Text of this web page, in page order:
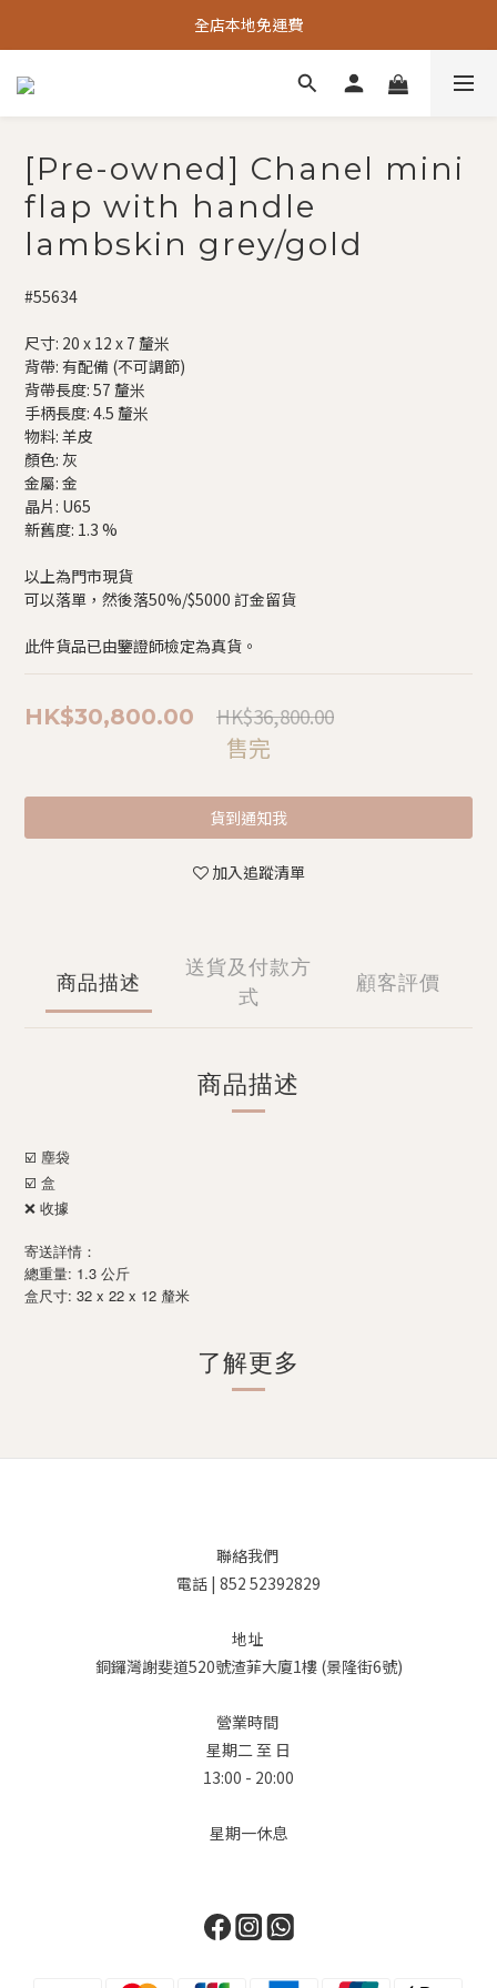
全店本地免運費
[Pre-owned] Chanel mini
flap with handle
lambskin grey/gold
#55634
尺寸: 20 x 12 x 7 釐米
背帶: 有配備 (不可調節)
背帶長度: 57 釐米
手柄長度: 4.5 釐米
物料: 羊皮
顏色: 灰
金屬: 金
晶片: U65
新舊度: 1.3 %
以上為門市現貨
可以落單，然後落50%/$5000 訂金留貨
此件貨品已由鑒證師檢定為真貨。
HK$30,800.00 HK$36,800.00
售完
貨到通知我
加入追蹤清單
商品描述
送貨及付款方
式
顧客評價
商品描述
☑️ 塵袋
☑️ 盒
❌ 收據
寄送詳情：
總重量: 1.3 公斤
盒尺寸: 32 x 22 x 12 釐米
了解更多
聯絡我們
電話 | 852 52392829
地址
銅鑼灣謝斐道520號渣菲大廈1樓 (景隆街6號)
營業時間
星期二 至 日
13:00 - 20:00
星期一休息